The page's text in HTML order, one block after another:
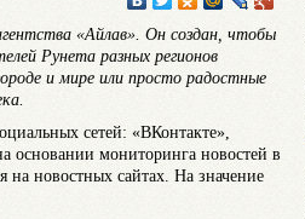
«Айлав». Он создан, чтобы
Рунета разных регионов
и мире или просто радостные
сетей: «ВКонтакте»,
основании мониторинга новостей в
на новостных сайтах. На значение